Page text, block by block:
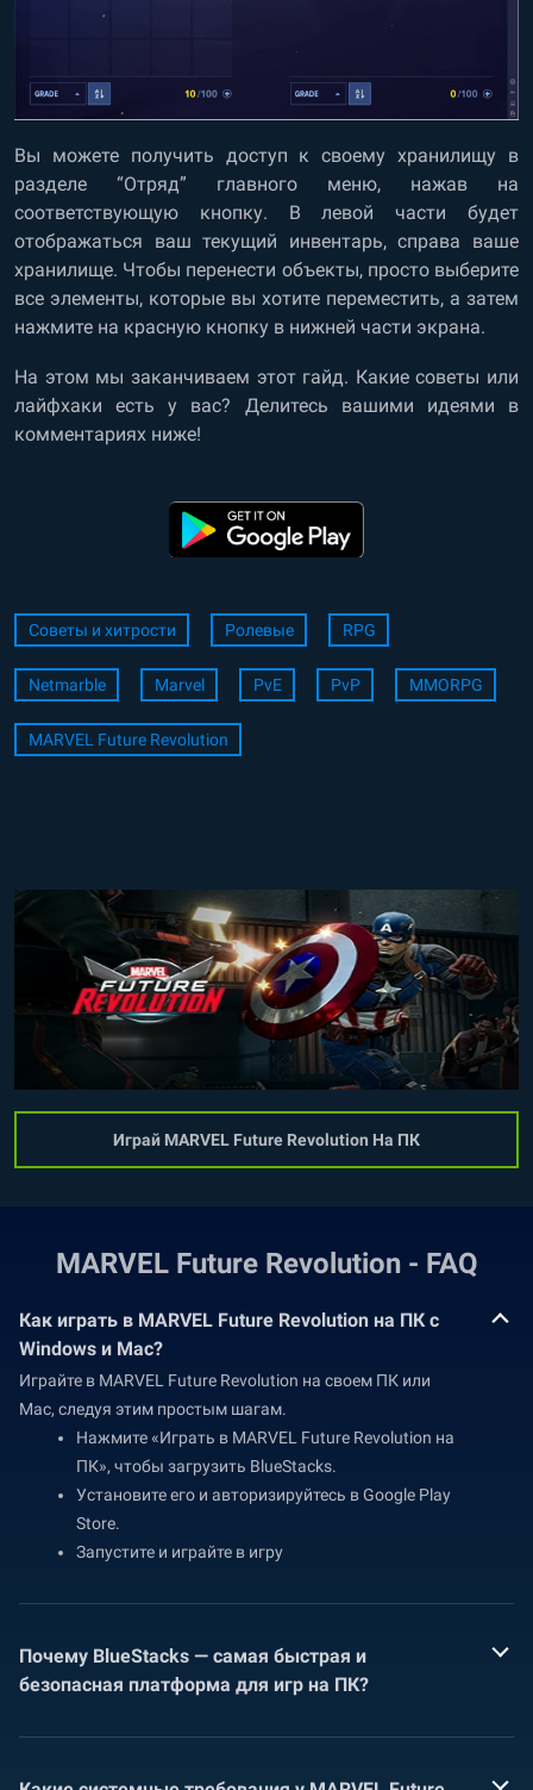
Вы можете получить доступ к своему хранилищу в
разделе “Отряд” главного меню, нажав на
соответствующую кнопку. В левой части будет
отображаться ваш текущий инвентарь, справа ваше
хранилище. Чтобы перенести объекты, просто выберите
все элементы, которые вы хотите переместить, а затем
нажмите на красную кнопку в нижней части экрана.
На этом мы заканчиваем этот гайд. Какие советы или
лайфхаки есть у вас? Делитесь вашими идеями в
комментариях ниже!
Советы и хитрости Ролевые RPG
Netmarble Marvel PvE PvP MMORPG
MARVEL Future Revolution
Играй MARVEL Future Revolution На ПК
MARVEL Future Revolution - FAQ
Как играть в MARVEL Future Revolution на ПК с
Windows и Mac?
Играйте в MARVEL Future Revolution на своем ПК или
Mac, следуя этим простым шагам.
Нажмите «Играть в MARVEL Future Revolution на
ПК», чтобы загрузить BlueStacks.
Установите его и авторизируйтесь в Google Play
Store.
Запустите и играйте в игру
Почему BlueStacks — самая быстрая и
безопасная платформа для игр на ПК?